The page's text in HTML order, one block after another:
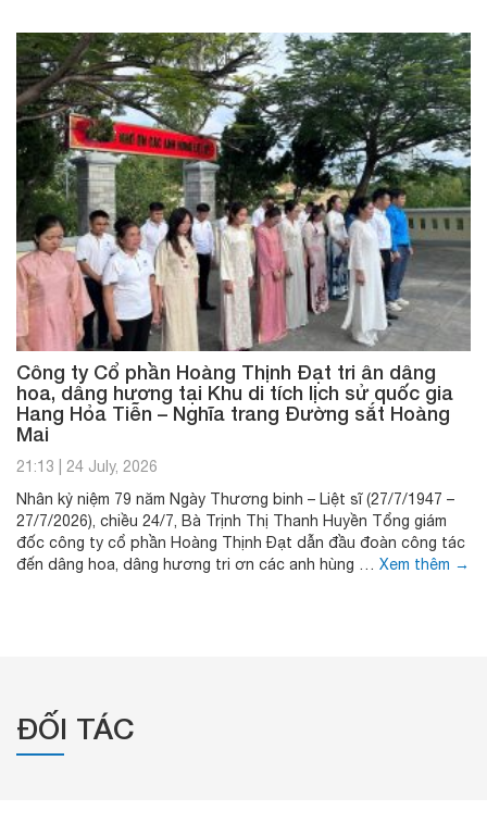
Công ty Cổ phần Hoàng Thịnh Đạt tri ân dâng
hoa, dâng hương tại Khu di tích lịch sử quốc gia
Hang Hỏa Tiễn – Nghĩa trang Đường sắt Hoàng
Mai
21:13
24 July, 2026
Nhân kỷ niệm 79 năm Ngày Thương binh – Liệt sĩ (27/7/1947 –
27/7/2026), chiều 24/7, Bà Trịnh Thị Thanh Huyền Tổng giám
đốc công ty cổ phần Hoàng Thịnh Đạt dẫn đầu đoàn công tác
đến dâng hoa, dâng hương tri ơn các anh hùng … Xem thêm →
ĐỐI TÁC